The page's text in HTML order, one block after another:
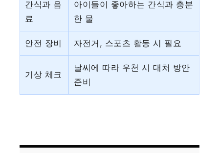
간식과 음
료
아이들이 좋아하는 간식과 충분
한 물
안전 장비 자전거, 스포츠 활동 시 필요
기상 체크
날씨에 따라 우천 시 대처 방안
준비